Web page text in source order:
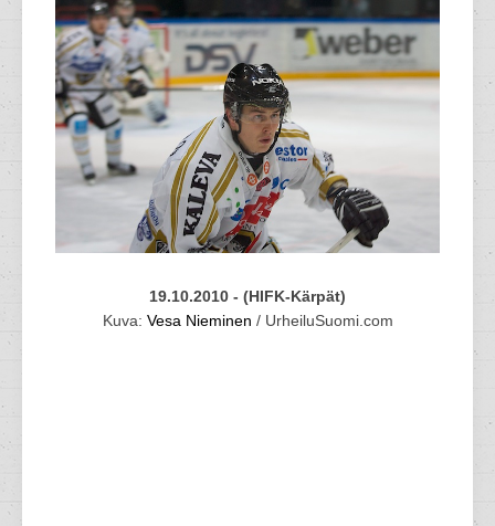
19.10.2010 - (HIFK-Kärpät)
Kuva: Vesa Nieminen / UrheiluSuomi.com